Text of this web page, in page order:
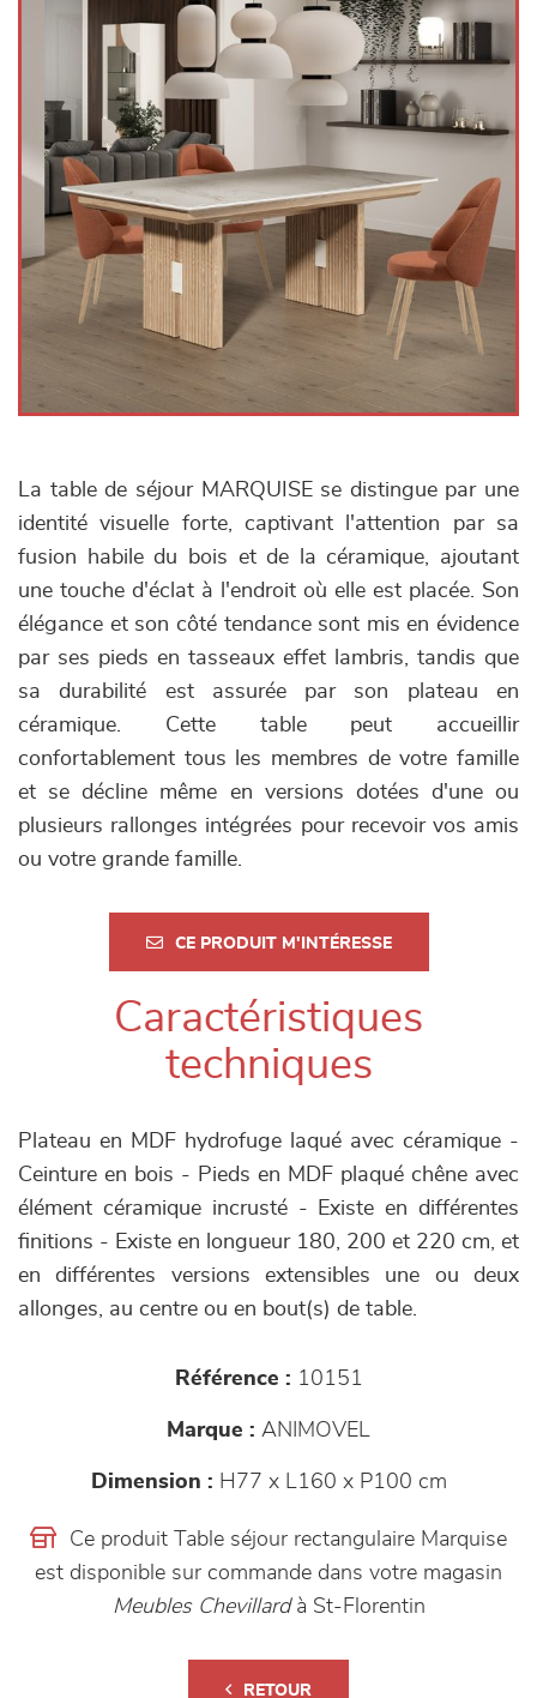
La table de séjour MARQUISE se distingue par une
identité visuelle forte, captivant l'attention par sa
fusion habile du bois et de la céramique, ajoutant
une touche d'éclat à l'endroit où elle est placée. Son
élégance et son côté tendance sont mis en évidence
par ses pieds en tasseaux effet lambris, tandis que
sa durabilité est assurée par son plateau en
céramique. Cette table peut accueillir
confortablement tous les membres de votre famille
et se décline même en versions dotées d'une ou
plusieurs rallonges intégrées pour recevoir vos amis
ou votre grande famille.
CE PRODUIT M'INTÉRESSE
Caractéristiques
techniques
Plateau en MDF hydrofuge laqué avec céramique -
Ceinture en bois - Pieds en MDF plaqué chêne avec
élément céramique incrusté - Existe en différentes
finitions - Existe en longueur 180, 200 et 220 cm, et
en différentes versions extensibles une ou deux
allonges, au centre ou en bout(s) de table.
Référence : 10151
Marque : ANIMOVEL
Dimension : H77 x L160 x P100 cm
Ce produit Table séjour rectangulaire Marquise
est disponible sur commande dans votre magasin
Meubles Chevillardà St-Florentin
RETOUR